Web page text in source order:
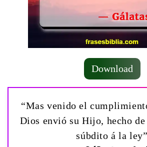
Download
“Mas venido el
Dios envió su Hijo, hecho
súbdito á la ley”